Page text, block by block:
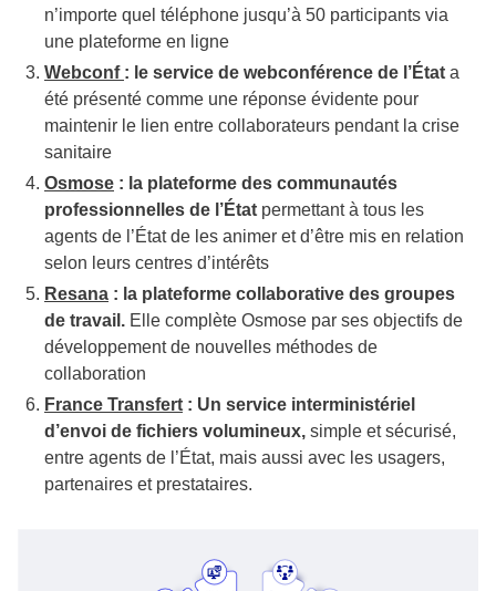
n’importe quel téléphone jusqu’à 50 participants via
une plateforme en ligne
Webconf : le service de webconférence de l’État a
été présenté comme une réponse évidente pour
maintenir le lien entre collaborateurs pendant la crise
sanitaire
Osmose : la plateforme des communautés
professionnelles de l’État permettant à tous les
agents de l’État de les animer et d’être mis en relation
selon leurs centres d’intérêts
Resana : la plateforme collaborative des groupes
de travail. Elle complète Osmose par ses objectifs de
développement de nouvelles méthodes de
collaboration
France Transfert : Un service interministériel
d’envoi de fichiers volumineux, simple et sécurisé,
entre agents de l’État, mais aussi avec les usagers,
partenaires et prestataires.